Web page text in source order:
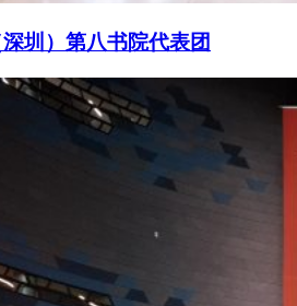
圳）第八书院代表团